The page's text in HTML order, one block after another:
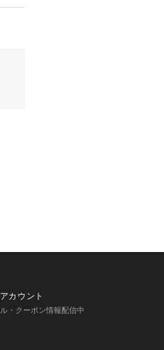
ス
さ
カウント
・クーポン情報配信中